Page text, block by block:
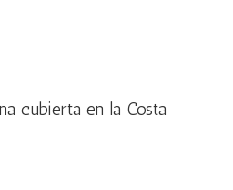
cubierta en la Costa